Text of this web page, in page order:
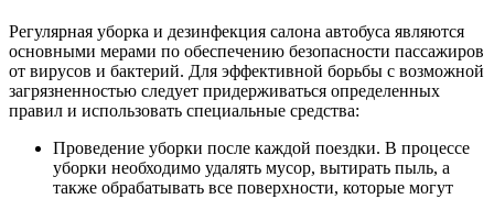
Регулярная уборка и дезинфекция салона автобуса являются
основными мерами по обеспечению безопасности пассажиров
от вирусов и бактерий. Для эффективной борьбы с возможной
загрязненностью следует придерживаться определенных
правил и использовать специальные средства:
Проведение уборки после каждой поездки. В процессе
уборки необходимо удалять мусор, вытирать пыль, а
также обрабатывать все поверхности, которые могут